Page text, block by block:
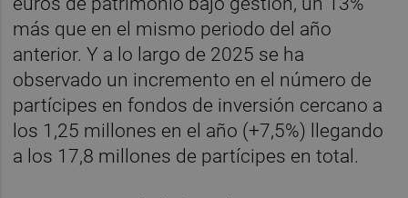
más que en el mismo periodo del año
anterior. Y a lo largo de 2025 se ha
observado un incremento en el número de
partícipes en fondos de inversión cercano a
los 1,25 millones en el año (+7,5%) llegando
a los 17,8 millones de partícipes en total.